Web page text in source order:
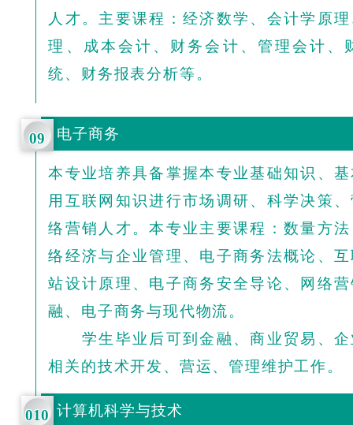
人才。主要课程：经济数学、会计学原
理、成本会计、财务会计、管理会计、
统、财务报表分析等。
09 电子商务
本专业培养具备掌握本专业基础知识、
用互联网知识进行市场调研、科学决策
络营销人才。本专业主要课程：数量方
络经济与企业管理、电子商务法概论、
站设计原理、电子商务安全导论、网络
融、电子商务与现代物流。
学生毕业后可到金融、商业贸易、企
相关的技术开发、营运、管理维护工作。
010 计算机科学与技术